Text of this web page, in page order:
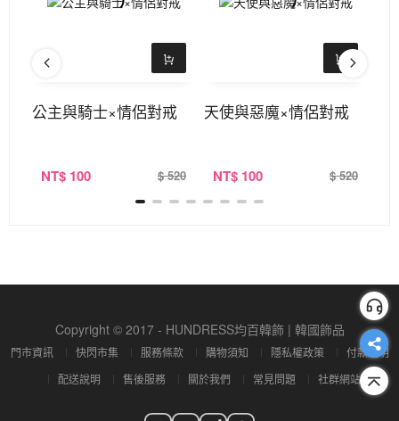
公主與騎士×情侶對戒
NT$ 100 $ 520
天使與惡魔×情侶對戒
NT$ 100 $ 520
Copyright © 2017 - HUNDRESS均百韓飾 | 韓國飾品
門市資訊 快閃市集 服務條款 購物須知 隱私權政策
付款說明
配送說明
售後服務 關於我們 常見問題 社群網站